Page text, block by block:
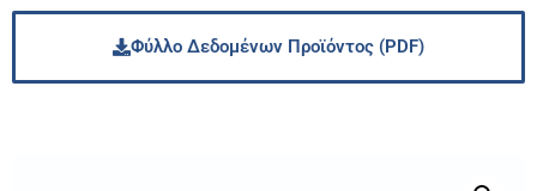
Φύλλο Δεδομένων Προϊόντος (PDF)